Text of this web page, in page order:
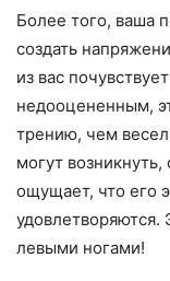
Более того, ваша
создать
из вас
недооцененным,
трению, чем
могут
ощущает, что его
удовлетворяются.
левыми ногами!